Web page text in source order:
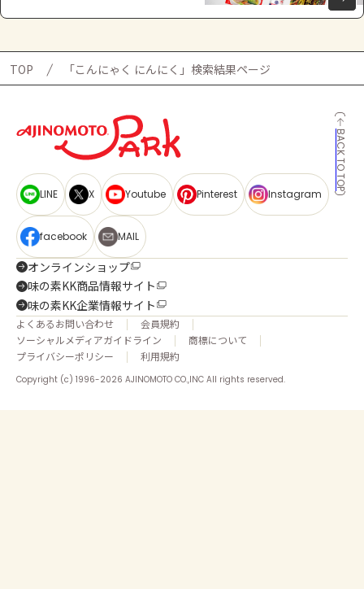
TOP 「こんにゃく にんにく」検索結果ページ
BACK TO TOP
LINE X Youtube Pinterest Instagram
facebook MAIL
オンラインショップ
味の素KK商品情報サイト
味の素KK企業情報サイト
よくあるお問い合わせ
会員規約
ソーシャルメディアガイドライン
商標について
プライバシーポリシー
利用規約
Copyright (c) 1996-2026 AJINOMOTO CO.,INC All rights reserved.